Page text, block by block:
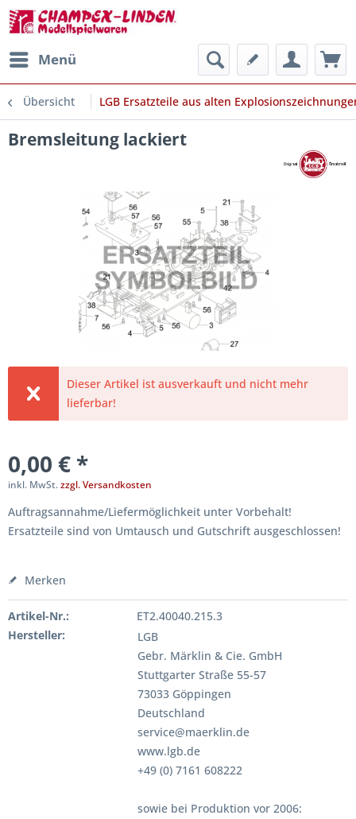
Menü
Übersicht LGB Ersatzteile aus alten
Bremsleitung lackiert
Dieser Artikel ist ausverkauft und nicht mehr
lieferbar!
0,00 € *
inkl. MwSt.zzgl. Versandkosten
Auftragsannahme/Liefermöglichkeit unter Vorbehalt!
Ersatzteile sind von Umtausch und Gutschrift ausgeschlossen!
Merken
Artikel-Nr.:
ET2.40040.215.3
Hersteller:
LGB
Gebr. Märklin & Cie. GmbH
Stuttgarter Straße 55-57
73033 Göppingen
Deutschland
service@maerklin.de
www.lgb.de
+49 (0) 7161 608222
sowie bei Produktion vor 2006: